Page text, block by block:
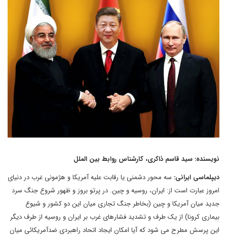
نویسنده: سید قاسم ذاکری، کارشناس روابط بین الملل
دیپلماسی ایرانی: سه محور دشمنی یا رقابت علیه آمریکا و هژمونی غرب در دنیای
امروز عبارت است از: ایران، روسیه و چین. در پرتو بروز و ظهور شروع جنگ سرد
جدید میان آمریکا و چین (بخاطر جنگ تجاری میان این دو کشور و شیوع
بیماری کرونا) از یک طرف و تشدید فشارهای غرب بر ایران و روسیه از طرف دیگر
این پرسش مطرح می شود که آیا امکان ایجاد اتحاد راهبردی ضدآمریکائی میان